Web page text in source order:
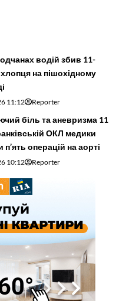
водій збив 11-
хлопця на пішохідному
11:12 Reporter
біль та аневризма 11
ОКЛ медики
операцій на аорті
10:12 Reporter